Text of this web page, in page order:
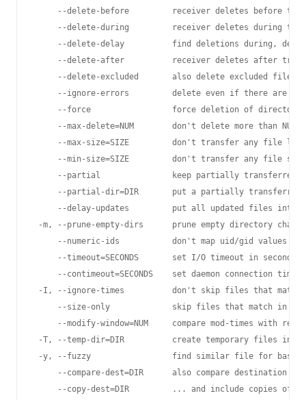
--delete-before         receiver deletes before
--delete-during         receiver deletes during
--delete-delay          find deletions during,
--delete-after          receiver deletes after
--delete-excluded       also delete excluded files
--ignore-errors         delete even if there are I/
--force                 force deletion of
--max-delete=NUM        don't delete more than NUM
--max-size=SIZE         don't transfer any file
--min-size=SIZE         don't transfer any file
--partial               keep partially transferred
--partial-dir=DIR       put a partially transferred
--delay-updates         put all updated files into
-m, --prune-empty-dirs      prune empty directory
--numeric-ids           don't map uid/gid values by
     --timeout=SECONDS       set I/O timeout in seconds
--contimeout=SECONDS    set daemon connection
-I, --ignore-times          don't skip files that match in
--size-only             skip files that match in
--modify-window=NUM     compare mod-times with
-T, --temp-dir=DIR          create temporary files in
-y, --fuzzy                 find similar file for basis
--compare-dest=DIR      also compare destination
--copy-dest=DIR         ... and include copies of